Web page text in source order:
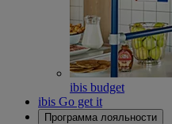
ibis budget
ibis Go get it
Программа лояльности